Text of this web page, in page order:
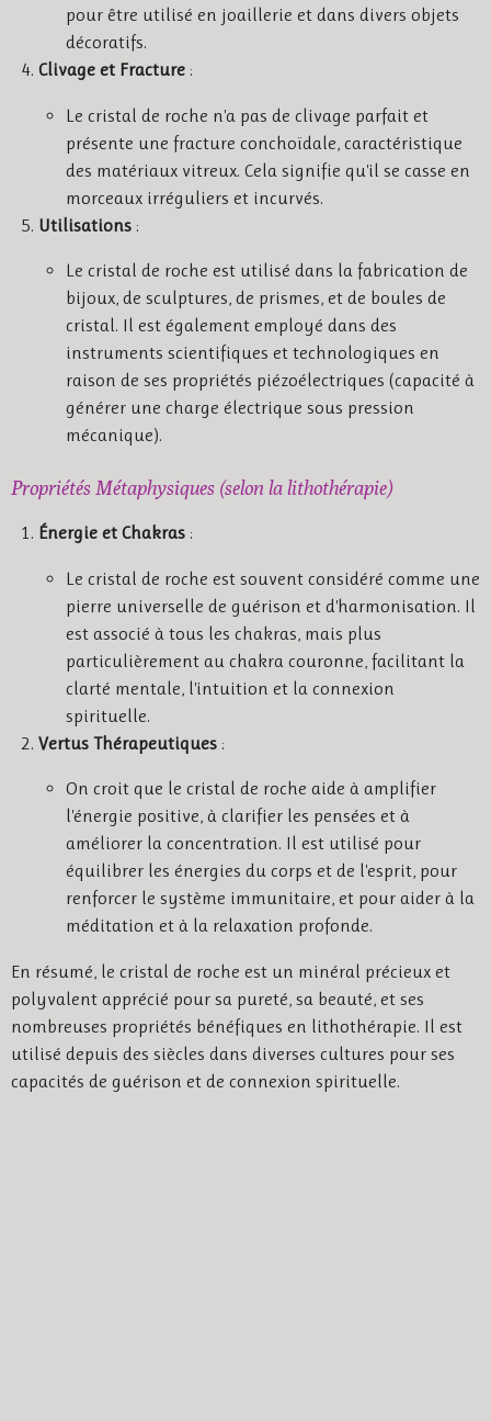
pour être utilisé en joaillerie et dans divers objets
décoratifs.
Clivage et Fracture :
Le cristal de roche n'a pas de clivage parfait et
présente une fracture conchoïdale, caractéristique
des matériaux vitreux. Cela signifie qu'il se casse en
morceaux irréguliers et incurvés.
Utilisations :
Le cristal de roche est utilisé dans la fabrication de
bijoux, de sculptures, de prismes, et de boules de
cristal. Il est également employé dans des
instruments scientifiques et technologiques en
raison de ses propriétés piézoélectriques (capacité à
générer une charge électrique sous pression
mécanique).
Propriétés Métaphysiques (selon la lithothérapie)
Énergie et Chakras :
Le cristal de roche est souvent considéré comme une
pierre universelle de guérison et d'harmonisation. Il
est associé à tous les chakras, mais plus
particulièrement au chakra couronne, facilitant la
clarté mentale, l'intuition et la connexion
spirituelle.
Vertus Thérapeutiques :
On croit que le cristal de roche aide à amplifier
l'énergie positive, à clarifier les pensées et à
améliorer la concentration. Il est utilisé pour
équilibrer les énergies du corps et de l'esprit, pour
renforcer le système immunitaire, et pour aider à la
méditation et à la relaxation profonde.
En résumé, le cristal de roche est un minéral précieux et
polyvalent apprécié pour sa pureté, sa beauté, et ses
nombreuses propriétés bénéfiques en lithothérapie. Il est
utilisé depuis des siècles dans diverses cultures pour ses
capacités de guérison et de connexion spirituelle.